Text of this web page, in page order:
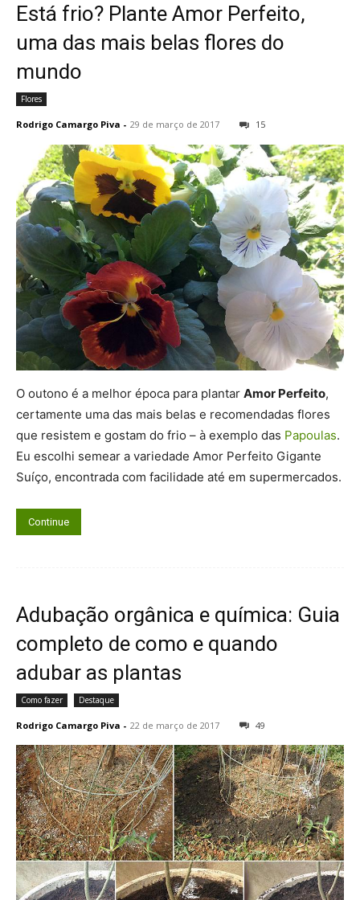
Está frio? Plante Amor Perfeito,
uma das mais belas flores do
mundo
Flores
Rodrigo Camargo Piva - 29 de março de 2017 15
O outono é a melhor época para plantar Amor Perfeito,
certamente uma das mais belas e recomendadas flores
que resistem e gostam do frio – à exemplo das Papoulas.
Eu escolhi semear a variedade Amor Perfeito Gigante
Suíço, encontrada com facilidade até em supermercados.
Continue
Adubação orgânica e química: Guia
completo de como e quando
adubar as plantas
Como fazer Destaque
Rodrigo Camargo Piva - 22 de março de 2017 49